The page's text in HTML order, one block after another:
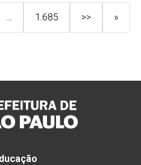
… 1.685 >> »